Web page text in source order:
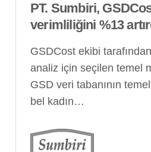
PT. Sumbiri,
verimliliğini %13
GSDCost ekibi
analiz için seçilen temel
GSD veri tabanının
bel kadın…